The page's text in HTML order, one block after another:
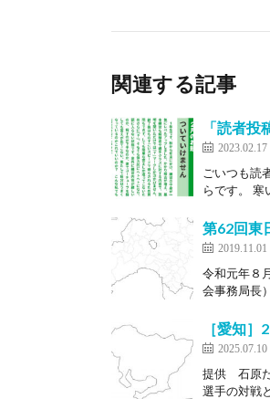
関連する記事
「読者
2023.02.17
ごいつも読
らです。
第62回東
2019.11.01
令和元年８
会事務局長
［愛知
2025.07.10
提供 石原た
選手の対戦